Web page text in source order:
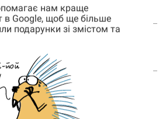
про товар
нам краще
в Google, щоб ще більше
подарунки зі змістом та
0 товары
пуста